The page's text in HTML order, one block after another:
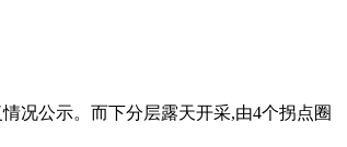
况公示。而下分层露天开采,由4个拐点圈